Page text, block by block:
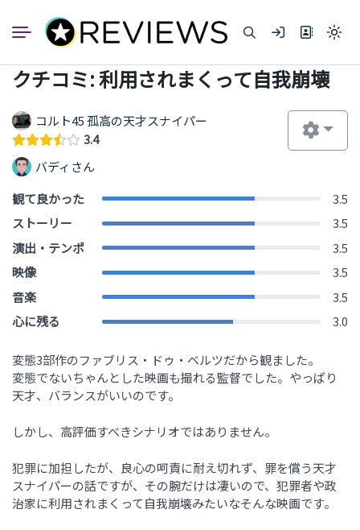
ン
Light
dark)
クチコミ: 利用されまくって自我崩壊
コルト45 孤高の天才スナイパー
3.4
バディさん
観て良かった
3.5
ストーリー
3.5
演出・テンポ
3.5
映像
3.5
音楽
3.5
心に残る
3.0
変態3部作のファブリス・ドゥ・ベルツだから観ました。
変態でないちゃんとした映画も撮れる監督でした。やっぱり
天才、バランスがいいのです。
しかし、高評価すべきシナリオではありません。
犯罪に加担したが、良心の呵責に耐え切れず、罪を償う天才
スナイパーの話ですが、その腕だけは凄いので、犯罪者や政
治家に利用されまくって自我崩壊みたいなそんな映画です。